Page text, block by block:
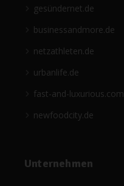
gesündernet.de
businessandmore.de
netzathleten.de
urbanlife.de
fast-and-luxurious.com
newfoodcity.de
Unternehmen